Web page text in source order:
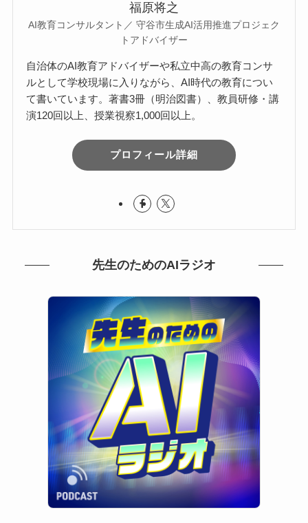
福原将之
AI教育コンサルタント／ 守谷市生成AI活用推進プロジェク
トアドバイザー
自治体のAI教育アドバイザーや私立中高の教育コンサ
ルとして学校現場に入りながら、AI時代の教育につい
て書いています。著書3冊（明治図書）、教員研修・講
演120回以上、授業視察1,000回以上。
プロフィール詳細
先生のためのAIラジオ